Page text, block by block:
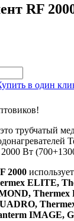
RF
в один
трубчатый
Вт
2000
ELITE,
IMAGE,